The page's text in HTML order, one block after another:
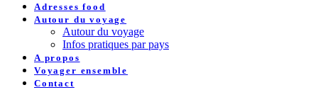
Adresses food
Autour du voyage
Autour du voyage
Infos pratiques par pays
A propos
Voyager ensemble
Contact